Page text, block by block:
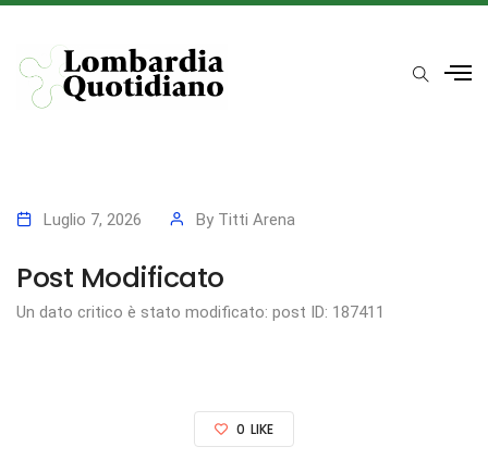
Luglio 7, 2026 By Titti Arena
Post Modificato
Un dato critico è stato modificato: post ID: 187411
0 LIKE